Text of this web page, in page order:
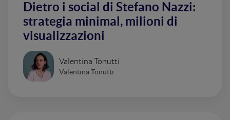
Dietro i social di Stefano Nazzi:
strategia minimal, milioni di
visualizzazioni
Valentina Tonutti
Valentina Tonutti